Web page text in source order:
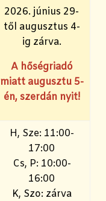
2026. június 29-
től augusztus 4-
ig zárva.
A hőségriadó
miatt augusztu 5-
én, szerdán nyit!
H, Sze: 11:00-
17:00
Cs, P: 10:00-
16:00
K, Szo: zárva